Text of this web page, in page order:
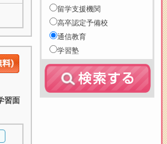
習面
留学支援機関
高卒認定予備校
通信教育
学習塾